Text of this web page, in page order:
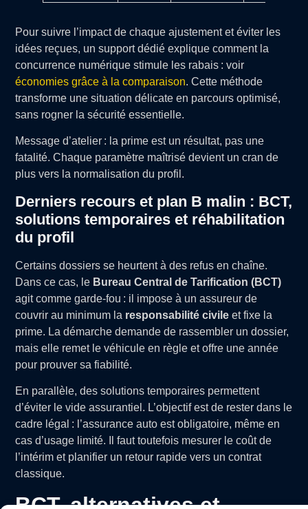
Pour suivre l’impact de chaque ajustement et éviter les
idées reçues, un support dédié explique comment la
concurrence numérique stimule les rabais : voir
économies grâce à la comparaison. Cette méthode
transforme une situation délicate en parcours optimisé,
sans rogner la sécurité essentielle.
Message d’atelier : la prime est un résultat, pas une
fatalité. Chaque paramètre maîtrisé devient un cran de
plus vers la normalisation du profil.
Derniers recours et plan B malin : BCT,
solutions temporaires et réhabilitation
du profil
Certains dossiers se heurtent à des refus en chaîne.
Dans ce cas, le Bureau Central de Tarification (BCT)
agit comme garde-fou : il impose à un assureur de
couvrir au minimum la responsabilité civile et fixe la
prime. La démarche demande de rassembler un dossier,
mais elle remet le véhicule en règle et offre une année
pour prouver sa fiabilité.
En parallèle, des solutions temporaires permettent
d’éviter le vide assurantiel. L’objectif est de rester dans le
cadre légal : l’assurance auto est obligatoire, même en
cas d’usage limité. Il faut toutefois mesurer le coût de
l’intérim et planifier un retour rapide vers un contrat
classique.